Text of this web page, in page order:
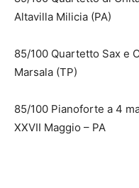
Altavilla Milicia (PA)
85/100 Quartetto Sax e
Marsala (TP)
85/100 Pianoforte a 4
XXVII Maggio – PA